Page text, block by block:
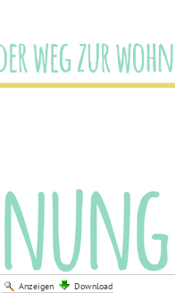
WEG ZUR
Anzeigen Download